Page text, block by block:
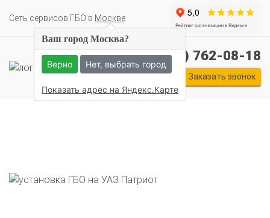
Cеть сервисов ГБО в Москве
+7 (495) 762-08-18
Заказать звонок
Ваш город Москва?
Верно Нет, выбрать город
Показать адрес на Яндекс.Карте